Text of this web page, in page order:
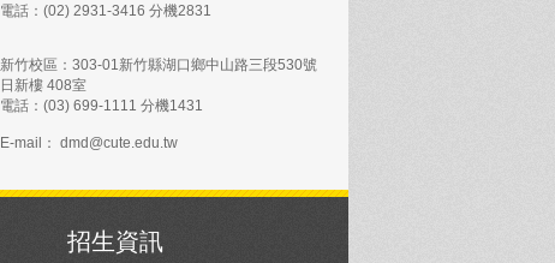
電話：(02) 2931-3416 分機2831
新竹校區：303-01新竹縣湖口鄉中山路三段530號
日新樓 408室
電話：(03) 699-1111 分機1431
E-mail： dmd@cute.edu.tw
招生資訊